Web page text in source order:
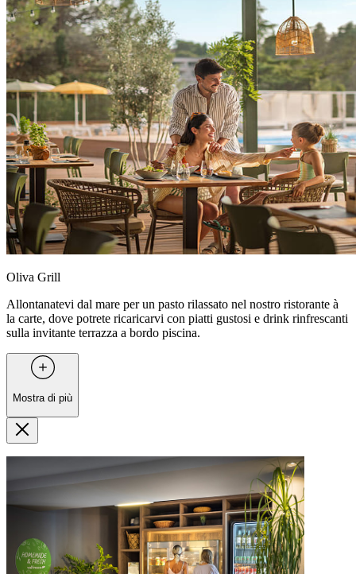
Oliva Grill
Allontanatevi dal mare per un pasto rilassato nel nostro ristorante à
la carte, dove potrete ricaricarvi con piatti gustosi e drink rinfrescanti
sulla invitante terrazza a bordo piscina.
Mostra di più